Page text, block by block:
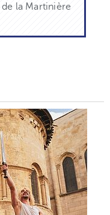
la Martinière